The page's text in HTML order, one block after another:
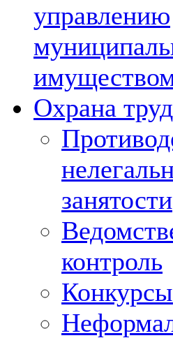
управлению
Охрана
занятости
контроль
Конкурсы